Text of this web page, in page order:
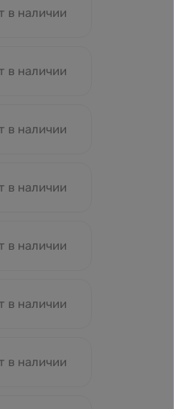
в наличии
в наличии
в наличии
в наличии
в наличии
в наличии
в наличии